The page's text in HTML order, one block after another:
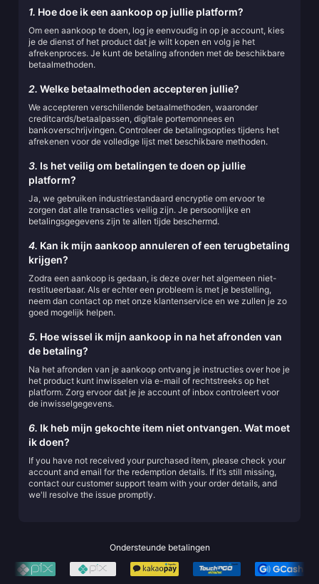
1. Hoe doe ik een aankoop op jullie platform?
Om een aankoop te doen, log je eenvoudig in op je account, kies
je de dienst of het product dat je wilt kopen en volg je het
afrekenproces. Je kunt de betaling afronden met de beschikbare
betaalmethoden.
2. Welke betaalmethoden accepteren jullie?
We accepteren verschillende betaalmethoden, waaronder
creditcards/betaalpassen, digitale portemonnees en
bankoverschrijvingen. Controleer de betalingsopties tijdens het
afrekenen voor de volledige lijst met beschikbare methoden.
3. Is het veilig om betalingen te doen op jullie
platform?
Ja, we gebruiken industriestandaard encryptie om ervoor te
zorgen dat alle transacties veilig zijn. Je persoonlijke en
betalingsgegevens zijn te allen tijde beschermd.
4. Kan ik mijn aankoop annuleren of een terugbetaling
krijgen?
Zodra een aankoop is gedaan, is deze over het algemeen niet-
restitueerbaar. Als er echter een probleem is met je bestelling,
neem dan contact op met onze klantenservice en we zullen je zo
goed mogelijk helpen.
5. Hoe wissel ik mijn aankoop in na het afronden van
de betaling?
Na het afronden van je aankoop ontvang je instructies over hoe je
het product kunt inwisselen via e-mail of rechtstreeks op het
platform. Zorg ervoor dat je je account of inbox controleert voor
de inwisselgegevens.
6. Ik heb mijn gekochte item niet ontvangen. Wat moet
ik doen?
If you have not received your purchased item, please check your
account and email for the redemption details. If it’s still missing,
contact our customer support team with your order details, and
we'll resolve the issue promptly.
Ondersteunde betalingen